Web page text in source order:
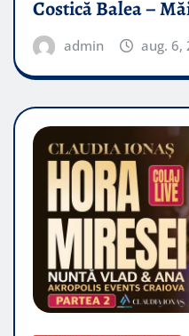
Costică Balea –
admin aug. 6,